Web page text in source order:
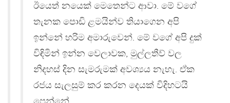
ඊයෙත් නයෙක් මෙතෙන්ට ආවා. මේ වගේ
තැනක පොඩි ළමයින්ව තියාගෙන අපි
ඉන්නේ හරිම අමාරුවෙන්. මේ වගේ අපි දුක්
විඳිමින් ඉන්න වෙලාවක, මුල්ලතීව් වල
නිදහස් දින සැමරුමක් අවශ්‍යය නැහැ. ඒක
රජය සැලසුම් කර කරන දෙයක් විදිහටයි